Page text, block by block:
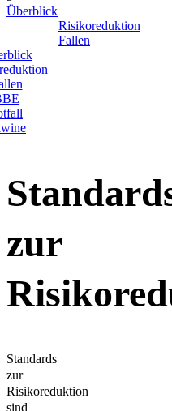
Überblick
Risikoreduktion
Fallen
zur
Standards
zur
Risikoreduktion
sind